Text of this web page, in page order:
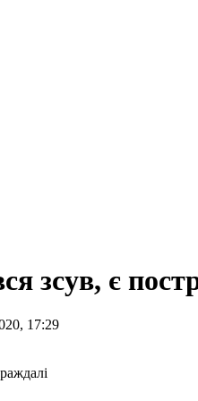
зсув, є
17:29